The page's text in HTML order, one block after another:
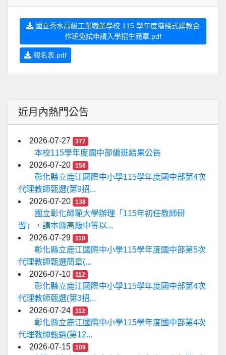
國立秀水高級工業職業學校 115 學年度階梯式建教合
作班免試申請入學招生簡章.pdf
報名表.pdf
近月內熱門公告
2026-07-27 377
本校115學年度國中部編班結果公告
2026-07-20
158
彰化縣立鹿江國際中小學115學年度國中部第4次
代理教師甄選(第9招...
2026-07-20
138
國立彰化師範大學辦理「115年初任教師研
習」，請本縣高級中等以...
2026-07-29
118
彰化縣立鹿江國際中小學115學年度國中部第5次
代理教師甄選簡章(...
2026-07-10
112
彰化縣立鹿江國際中小學115學年度國中部第4次
代理教師甄選(第3招...
2026-07-24
112
彰化縣立鹿江國際中小學115學年度國中部第4次
代理教師甄選(第12...
2026-07-15
109